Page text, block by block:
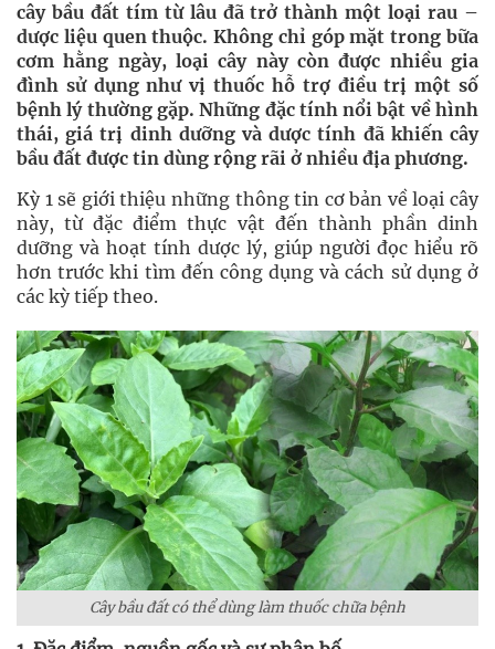
cây bầu đất tím từ lâu đã trở thành một loại rau –
dược liệu quen thuộc. Không chỉ góp mặt trong bữa
cơm hằng ngày, loại cây này còn được nhiều gia
đình sử dụng như vị thuốc hỗ trợ điều trị một số
bệnh lý thường gặp. Những đặc tính nổi bật về hình
thái, giá trị dinh dưỡng và dược tính đã khiến cây
bầu đất được tin dùng rộng rãi ở nhiều địa phương.
Kỳ 1 sẽ giới thiệu những thông tin cơ bản về loại cây
này, từ đặc điểm thực vật đến thành phần dinh
dưỡng và hoạt tính dược lý, giúp người đọc hiểu rõ
hơn trước khi tìm đến công dụng và cách sử dụng ở
các kỳ tiếp theo.
Cây bầu đất có thể dùng làm thuốc chữa bệnh